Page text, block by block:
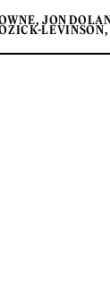
JON